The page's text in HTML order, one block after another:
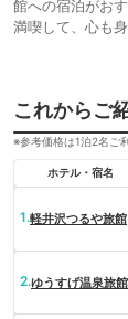
館への宿泊がお
満喫して、心も
これからご
※参考価格は1泊2名ご
ホテル・宿名
1.軽井沢つるや旅館
2.ゆうすげ温泉旅館